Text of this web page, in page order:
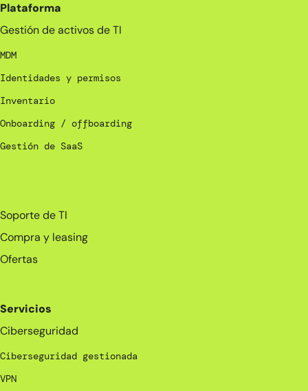
Plataforma
Gestión de activos de TI
MDM
Identidades y permisos
Inventario
Onboarding / offboarding
Gestión de SaaS
Soporte de TI
Compra y leasing
Ofertas
Servicios
Ciberseguridad
Ciberseguridad gestionada
VPN